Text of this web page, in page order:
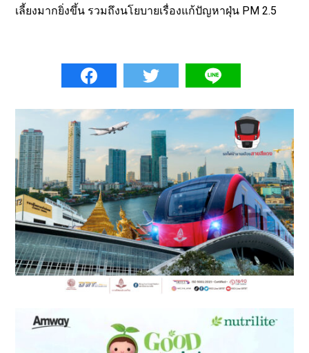
เลี้ยงมากยิ่งขึ้น รวมถึงนโยบายเรื่องแก้ปัญหาฝุ่น PM 2.5